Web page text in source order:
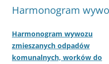
Harmonogram
Harmonogram wywozu
zmieszanych odpadów
komunalnych, worków do